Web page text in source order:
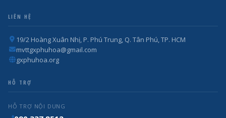
LIÊN HỆ
19/2 Hoàng Xuân Nhị, P. Phú Trung, Q. Tân Phú, TP. HCM
mvttgxphuhoa@gmail.com
gxphuhoa.org
HỖ TRỢ
HỖ TRỢ NỘI DUNG